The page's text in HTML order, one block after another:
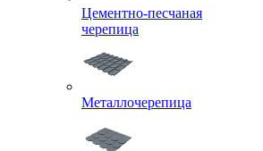
Цементно-песчаная
черепица
Металлочерепица